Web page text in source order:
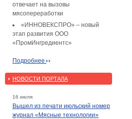
отвечает на вызовы
мясопереработки
«ИННОВЕКСПРО» – новый
этап развития ООО
«ПромИнгредиентс»
Подробнее
НОВОСТИ ПОРТАЛА
16 июля
Вышел из печати июльский номер
журнал «Мясные технологии»